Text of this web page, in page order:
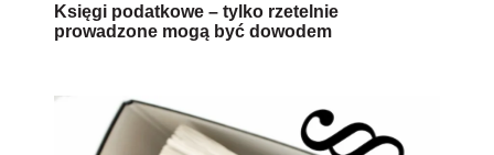
Księgi podatkowe – tylko rzetelnie
prowadzone mogą być dowodem